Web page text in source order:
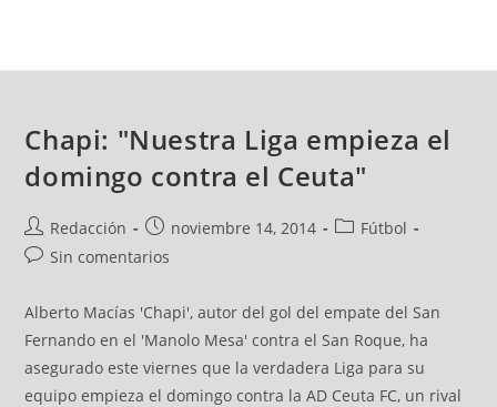
Chapi: "Nuestra Liga empieza el
domingo contra el Ceuta"
Redacción noviembre 14, 2014
Fútbol
Sin comentarios
Alberto Macías 'Chapi', autor del gol del empate del San
Fernando en el 'Manolo Mesa' contra el San Roque, ha
asegurado este viernes que la verdadera Liga para su
equipo empieza el domingo contra la AD Ceuta FC, un rival